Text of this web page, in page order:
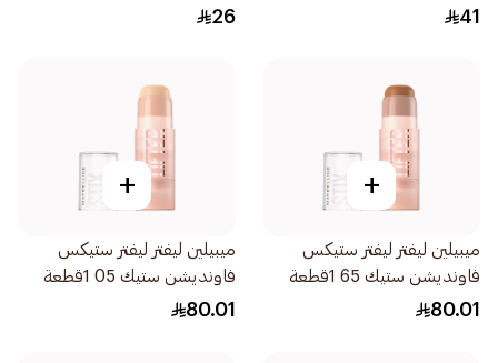
41
26
+
ميبيلين ليفتر ليفتر ستيكس
فاونديشن ستيك 65 1قطعة
80.01
+
ميبيلين ليفتر ليفتر ستيكس
فاونديشن ستيك 05 1قطعة
80.01